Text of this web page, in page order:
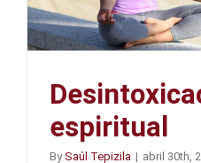
espiritual
BySaúl Tepizila | abril 30th,